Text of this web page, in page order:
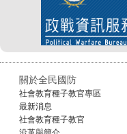
關於全民國防
社會教育種子教官專區
最新消息
社會教育種子教官